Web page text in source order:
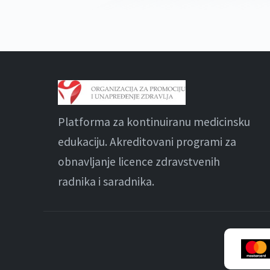
Platforma za kontinuiranu medicinsku
edukaciju. Akreditovani programi za
obnavljanje licence zdravstvenih
radnika i saradnika.